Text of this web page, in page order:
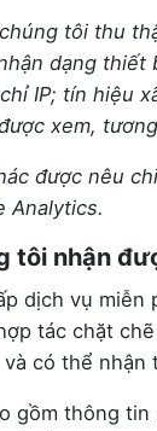
tôi thu
dạng thiết
IP; tín hiệu
xem,
được nêu
Analytics.
tôi nhận
dịch vụ miễn
tác chặt
có thể nhận
gồm thông